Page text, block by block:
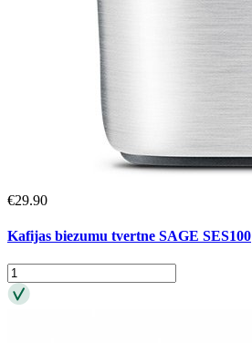
€29.90
Kafijas biezumu tvertne SAGE SES100